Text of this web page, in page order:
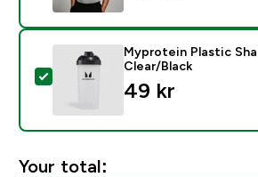
Select this product - Myprotein
Myprotein Plastic
Clear/Black
49 kr‎
Your total: